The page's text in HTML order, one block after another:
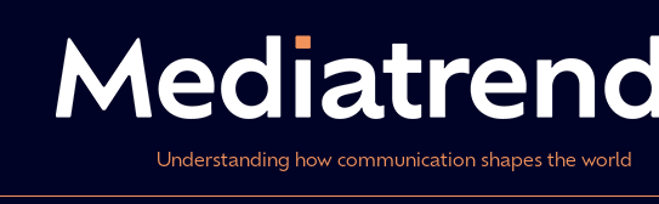
Understanding how communication shapes the world